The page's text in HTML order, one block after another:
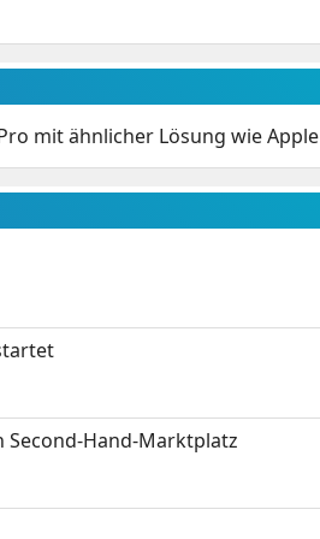
mit ähnlicher Lösung wie Apple
Second-Hand-Marktplatz